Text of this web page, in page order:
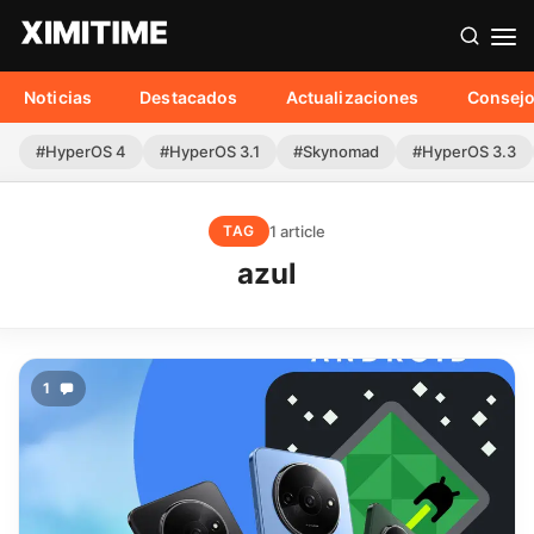
Noticias Destacados Actualizaciones
#HyperOS 4 #HyperOS 3.1 #Skynomad #HyperOS 3.3
TAG 1 article
azul
1